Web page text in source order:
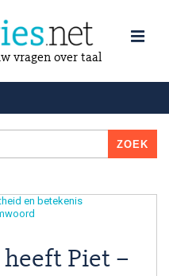
vragen over taal
en betekenis
Piet –